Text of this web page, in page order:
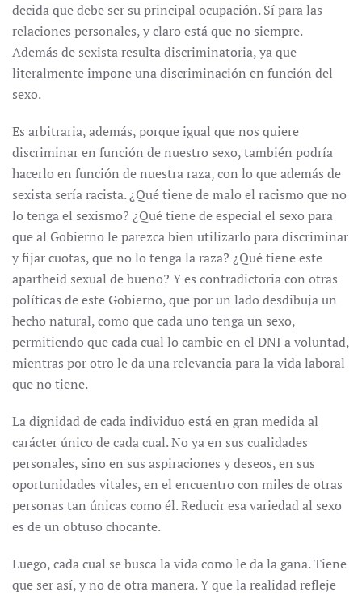
decida que debe ser su principal ocupación. Sí para las
relaciones personales, y claro está que no siempre.
Además de sexista resulta discriminatoria, ya que
literalmente impone una discriminación en función del
sexo.
Es arbitraria, además, porque igual que nos quiere
discriminar en función de nuestro sexo, también podría
hacerlo en función de nuestra raza, con lo que además de
sexista sería racista. ¿Qué tiene de malo el racismo que no
lo tenga el sexismo? ¿Qué tiene de especial el sexo para
que al Gobierno le parezca bien utilizarlo para discriminar
y fijar cuotas, que no lo tenga la raza? ¿Qué tiene este
apartheid sexual de bueno? Y es contradictoria con otras
políticas de este Gobierno, que por un lado desdibuja un
hecho natural, como que cada uno tenga un sexo,
permitiendo que cada cual lo cambie en el DNI a voluntad,
mientras por otro le da una relevancia para la vida laboral
que no tiene.
La dignidad de cada individuo está en gran medida al
carácter único de cada cual. No ya en sus cualidades
personales, sino en sus aspiraciones y deseos, en sus
oportunidades vitales, en el encuentro con miles de otras
personas tan únicas como él. Reducir esa variedad al sexo
es de un obtuso chocante.
Luego, cada cual se busca la vida como le da la gana. Tiene
que ser así, y no de otra manera. Y que la realidad refleje